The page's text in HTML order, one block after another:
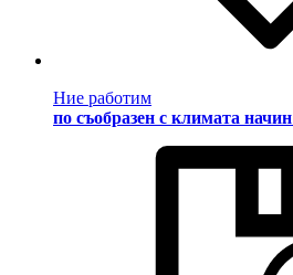
Ние работим
по съобразен с климата начин